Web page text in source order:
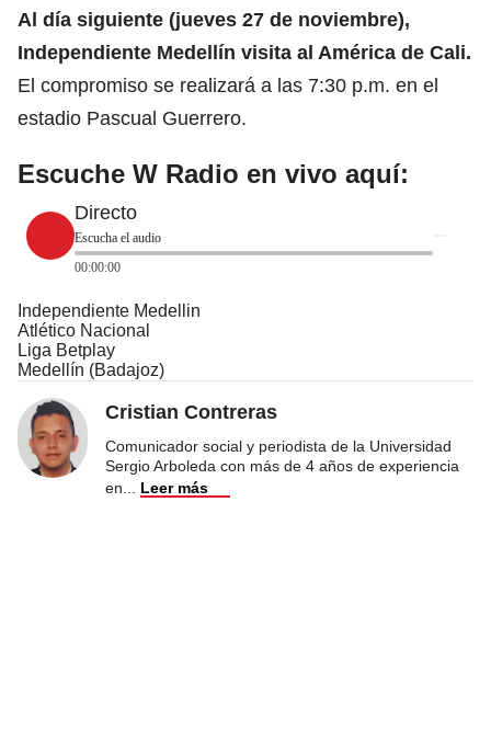
Al día siguiente (jueves 27 de noviembre),
Independiente Medellín visita al América de Cali.
El compromiso se realizará a las 7:30 p.m. en el
estadio Pascual Guerrero.
Escuche W Radio en vivo aquí:
Directo
Escucha el audio
00:00:00
Independiente Medellin
Atlético Nacional
Liga Betplay
Medellín (Badajoz)
Cristian Contreras
Comunicador social y periodista de la Universidad
Sergio Arboleda con más de 4 años de experiencia
en
Leer más